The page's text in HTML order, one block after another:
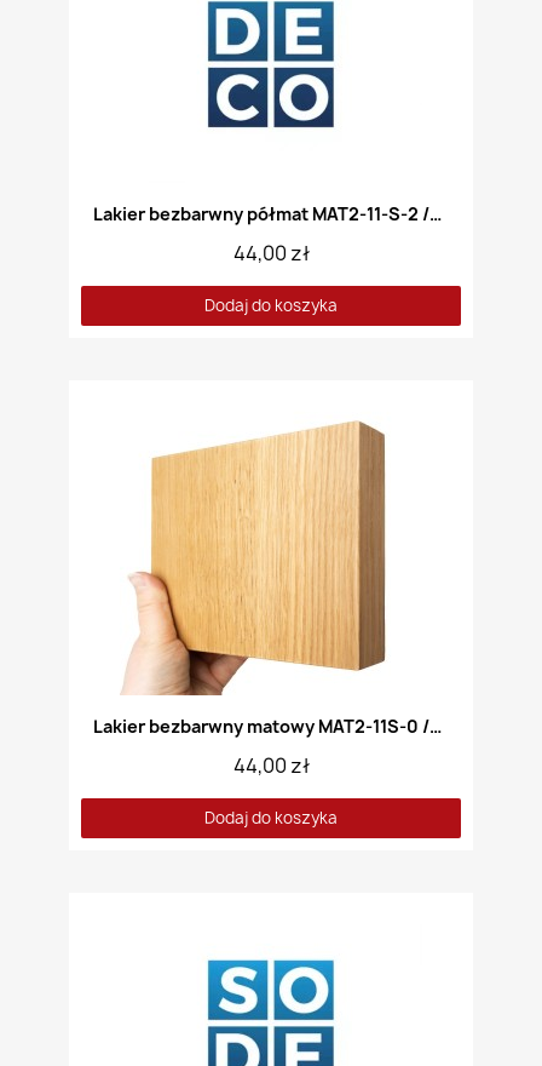
Lakier bezbarwny półmat MAT2-11-S-2 /Akryl/
44,00 zł
Dodaj do koszyka
Lakier bezbarwny matowy MAT2-11S-0 /Akryl/
44,00 zł
Dodaj do koszyka